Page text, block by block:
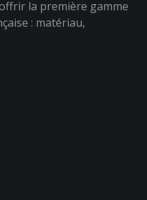
la première gamme
: matériau,